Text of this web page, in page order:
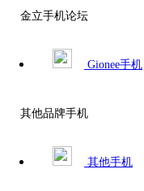
金立手机论坛
Gionee手机
其他品牌手机
其他手机